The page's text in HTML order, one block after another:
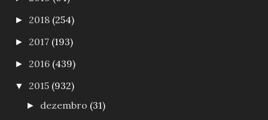
► 2018 (254)
► 2017 (193)
► 2016 (439)
▼ 2015 (932)
► dezembro (31)